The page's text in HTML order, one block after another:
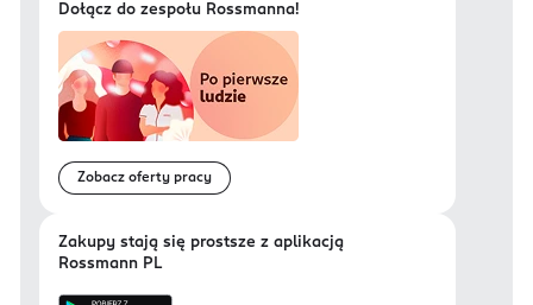
Dołącz do zespołu Rossmanna!
Zobacz oferty pracy
Zakupy stają się prostsze z aplikacją
Rossmann PL